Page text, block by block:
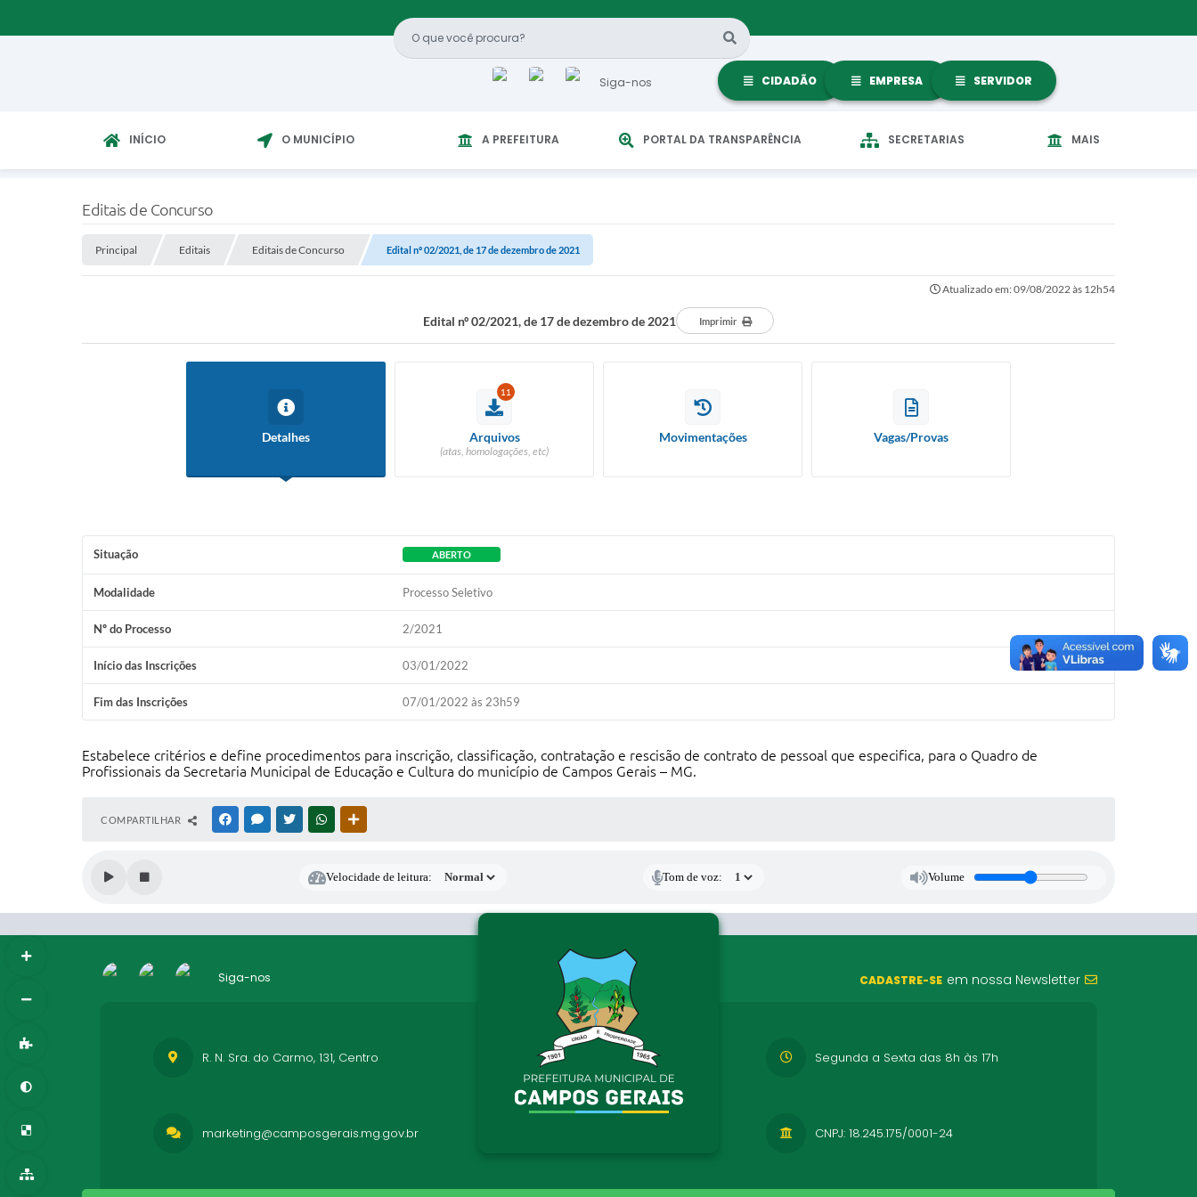
Siga-nos CIDADÃO EMPRESA SERVIDOR
INÍCIO O MUNICÍPIO A PREFEITURA PORTAL DA TRANSPARÊNCIA SECRETARIAS MAIS
Editais de Concurso
Principal Editais Editais de Concurso Edital nº 02/2021, de 17 de dezembro de 2021
Atualizado em: 09/08/2022 às 12h54
Edital nº 02/2021, de 17 de dezembro de 2021 Imprimir
Detalhes
11
Arquivos
(atas, homologações, etc)
Movimentações Vagas/Provas
Situação ABERTO
Modalidade Processo Seletivo
Nº do Processo 2/2021
Início das Inscrições 03/01/2022
Fim das Inscrições 07/01/2022 às 23h59
Estabelece critérios e define procedimentos para inscrição, classificação, contratação e rescisão de contrato de pessoal que especifica, para o Quadro de
Profissionais da Secretaria Municipal de Educação e Cultura do município de Campos Gerais – MG.
COMPARTILHAR FACEBOOKMESSENGER
TWITTERWHATSAPP
Velocidade de leitura: Tom de voz: Volume
Siga-nos CADASTRE-SE em nossa Newsletter
R. N. Sra. do Carmo, 131, Centro Segunda a Sexta das 8h às 17h
CNPJ: 18.245.175/0001-24
marketing@camposgerais.mg.gov.br